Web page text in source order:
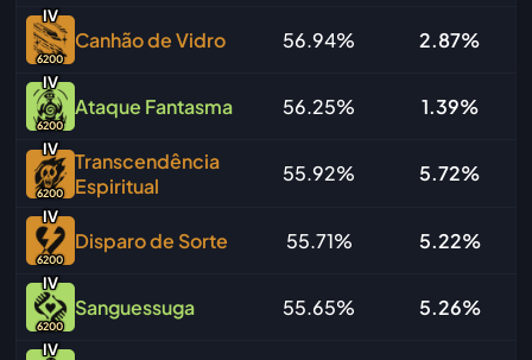
IV
6200
Canhão de Vidro 56.94% 2.87%
IV
6200
Ataque Fantasma 56.25% 1.39%
IV
6200
Transcendência
Espiritual
55.92% 5.72%
IV
6200
Disparo de Sorte 55.71% 5.22%
IV
6200
Sanguessuga 55.65% 5.26%
IV